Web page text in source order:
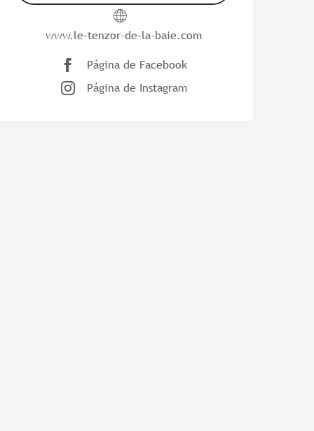
www.le-tenzor-de-la-baie.com
Página de Facebook
Página de Instagram